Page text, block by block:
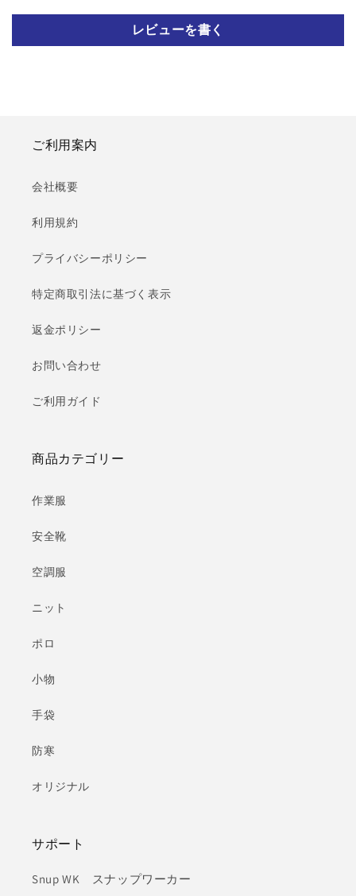
レビューを書く
ご利用案内
会社概要
利用規約
プライバシーポリシー
特定商取引法に基づく表示
返金ポリシー
お問い合わせ
ご利用ガイド
商品カテゴリー
作業服
安全靴
空調服
ニット
ポロ
小物
手袋
防寒
オリジナル
サポート
Snup WK スナップワーカー